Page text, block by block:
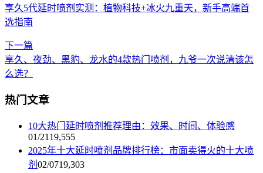
享久5代延时喷剂实测：植物科技+冰火九重天，新手高端首
选指南
下一篇
享久、夜劲、黑豹、龙水的4款热门喷剂，九爷一次说清该怎
么选？
热门文章
10大热门延时喷剂推荐理由：效果、时间、体验感
01/21 19,555
2025年十大延时喷剂品牌排行榜：市面卖得火的十大喷
剂 02/0719,303